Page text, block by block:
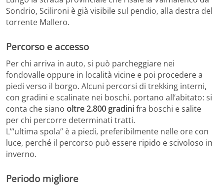
Sondrio, Scilironi è già visibile sul pendio, alla destra del
torrente Mallero.
Percorso e accesso
Per chi arriva in auto, si può parcheggiare nei
fondovalle oppure in località vicine e poi procedere a
piedi verso il borgo. Alcuni percorsi di trekking interni,
con gradini e scalinate nei boschi, portano all’abitato: si
conta che siano oltre 2.800 gradinifra boschi e salite
per chi percorre determinati tratti.
L’“ultima spola” è a piedi, preferibilmente nelle ore con
luce, perché il percorso può essere ripido e scivoloso in
inverno.
Periodo migliore